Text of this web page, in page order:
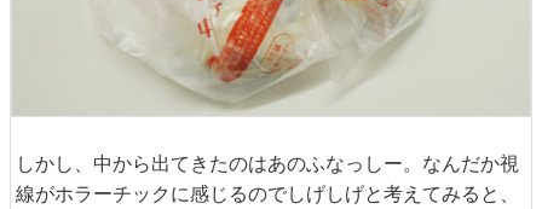
しかし、中から出てきたのはあのふなっしー。なんだか視
線がホラーチックに感じるのでしげしげと考えてみると、